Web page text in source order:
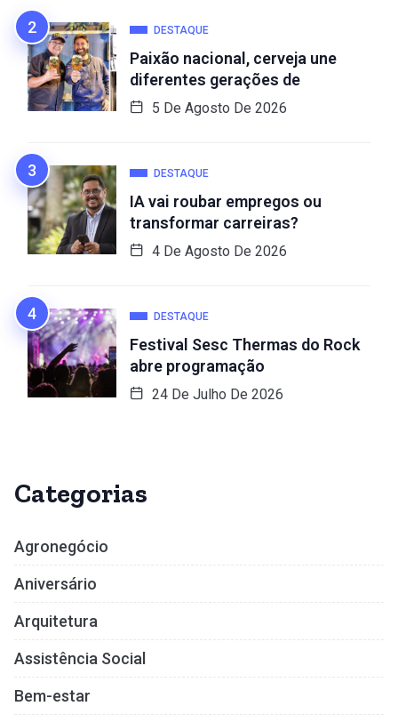
DESTAQUE
Paixão nacional, cerveja une
diferentes gerações de
5 De Agosto De 2026
DESTAQUE
IA vai roubar empregos ou
transformar carreiras?
4 De Agosto De 2026
DESTAQUE
Festival Sesc Thermas do Rock
abre programação
24 De Julho De 2026
Categorias
Agronegócio
Aniversário
Arquitetura
Assistência Social
Bem-estar